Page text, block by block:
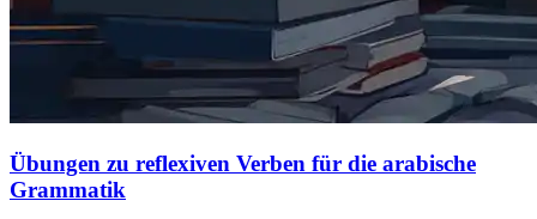
Übungen zu reflexiven Verben für die arabische
Grammatik